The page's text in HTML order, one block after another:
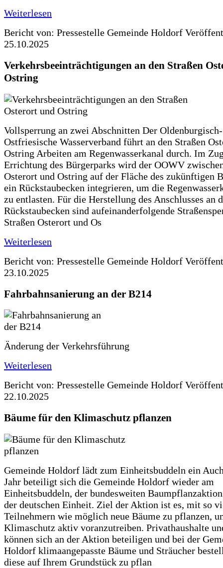
Weiterlesen
Bericht von: Pressestelle Gemeinde Holdorf
25.10.2025
Verkehrsbeeinträchtigungen an den Straßen
Ostring
Vollsperrung an zwei Abschnitten Der Oldenburgisch-
Ostfriesische Wasserverband führt an den Straßen
Ostring Arbeiten am Regenwasserkanal durch. Im
Errichtung des Bürgerparks wird der OOWV
Osterort und Ostring auf der Fläche des zukünftigen
ein Rückstaubecken integrieren, um die
zu entlasten. Für die Herstellung des Anschlusses an
Rückstaubecken sind aufeinanderfolgende
Straßen Osterort und Os
Weiterlesen
Bericht von: Pressestelle Gemeinde Holdorf
23.10.2025
Fahrbahnsanierung an der B214
Änderung der Verkehrsführung
Weiterlesen
Bericht von: Pressestelle Gemeinde Holdorf
22.10.2025
Bäume für den Klimaschutz pflanzen
Gemeinde Holdorf lädt zum Einheitsbuddeln ein
Jahr beteiligt sich die Gemeinde Holdorf wieder am
Einheitsbuddeln, der bundesweiten
der deutschen Einheit. Ziel der Aktion ist es, mit so
Teilnehmern wie möglich neue Bäume zu pflanzen,
Klimaschutz aktiv voranzutreiben. Privathaushalte
können sich an der Aktion beteiligen und bei der
Holdorf klimaangepasste Bäume und Sträucher
diese auf Ihrem Grundstück zu pflan